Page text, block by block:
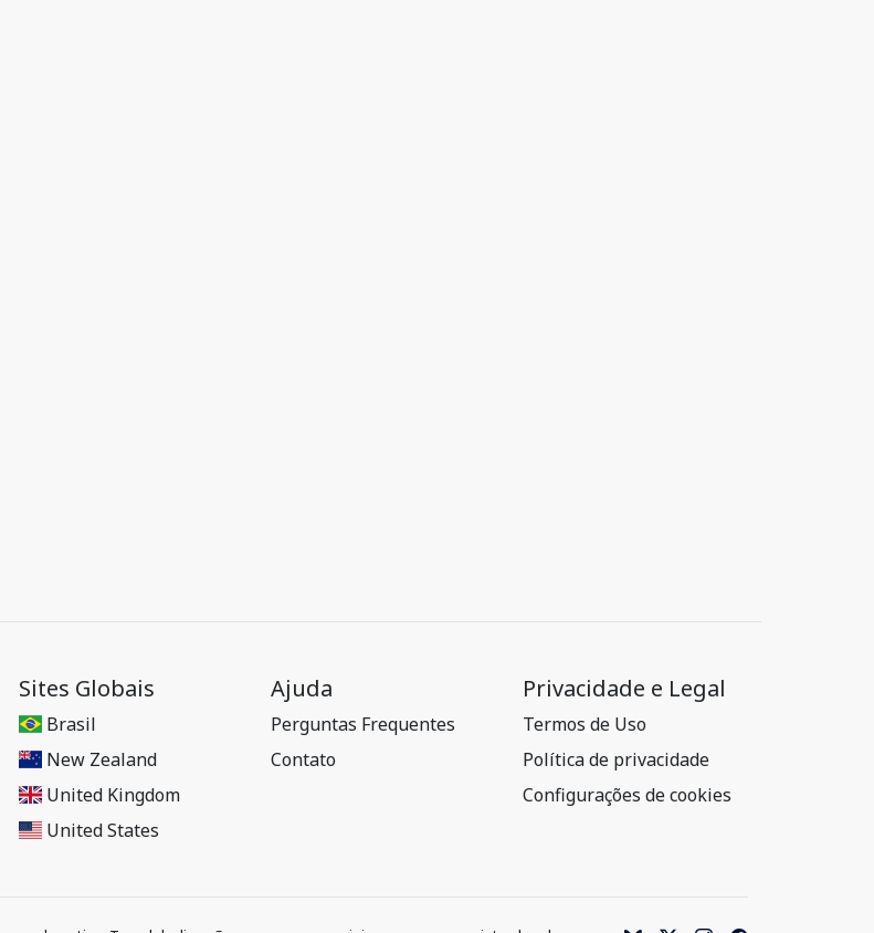
Sites Globais
Brasil
New Zealand
United Kingdom
United States
Ajuda
Perguntas Frequentes
Contato
Privacidade e Legal
Termos de Uso
Política de privacidade
Configurações de cookies